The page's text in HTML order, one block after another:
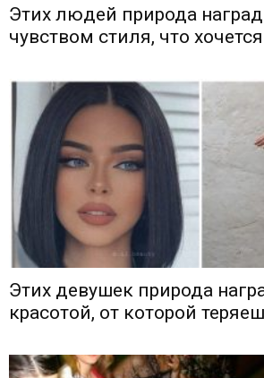
Этих людей природа
чувством стиля, что
Этих девушек природа
красотой, от которой